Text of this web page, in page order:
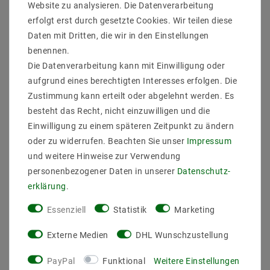
[Paket] 10x
Einbaurahmen GU10
SET 68mm inkl GU10
UVP 36,76 € 31,04 €
Artikel anzeigen
[Paket] 6x
Einbaurahmen Schwarz
919B Ø65 mm für GU10
Leuchtmittel, rund, IP20
23,78 €
Artikel anzeigen
Artikelpaket Artikelpaket
Website zu analysieren. Die Datenverarbeitung
erfolgt erst durch gesetzte Cookies. Wir teilen diese
Daten mit Dritten, die wir in den Einstellungen
benennen.
Die Datenverarbeitung kann mit Einwilligung oder
aufgrund eines berechtigten Interesses erfolgen. Die
Zustimmung kann erteilt oder abgelehnt werden. Es
besteht das Recht, nicht einzuwilligen und die
Einwilligung zu einem späteren Zeitpunkt zu ändern
oder zu widerrufen. Beachten Sie unser Impressum
und weitere Hinweise zur Verwendung
personenbezogener Daten in unserer Daten­schutz­
erklärung
Essenziell Statistik Marketing
Externe Medien DHL Wunschzustellung
PayPal Funktional Weitere Einstellungen